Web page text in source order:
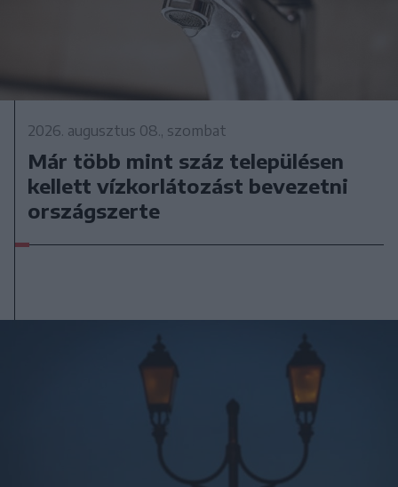
2026. augusztus 08., szombat
Már több mint száz településen
kellett vízkorlátozást bevezetni
országszerte